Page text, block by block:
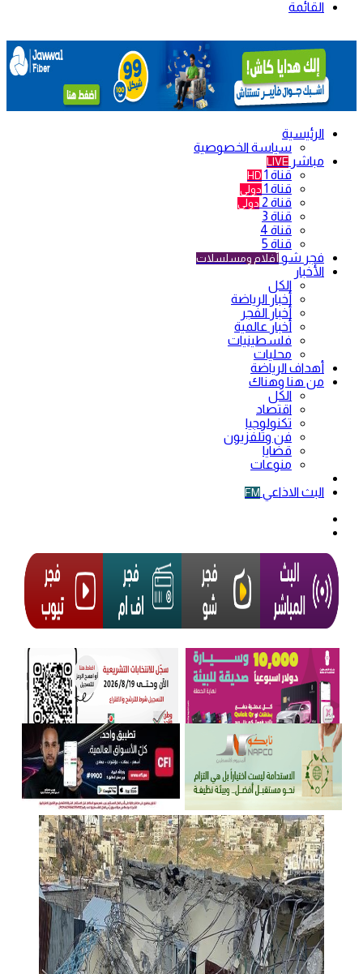
القائمة
الرئيسية
سياسة الخصوصية
مباشر LIVE
قناة 1 HD
قناة 1 دولي
قناة 2 دولي
قناة 3
قناة 4
قناة 5
فجر شو أفلام ومسلسلات
الأخبار
الكل
أخبار الرياضة
أخبار الفجر
أخبار عالمية
فلسطينيات
محليات
أهداف الرياضة
من هنا وهناك
الكل
اقتصاد
تكنولوجيا
فن وتلفزيون
قضايا
منوعات
البث الاذاعي FM